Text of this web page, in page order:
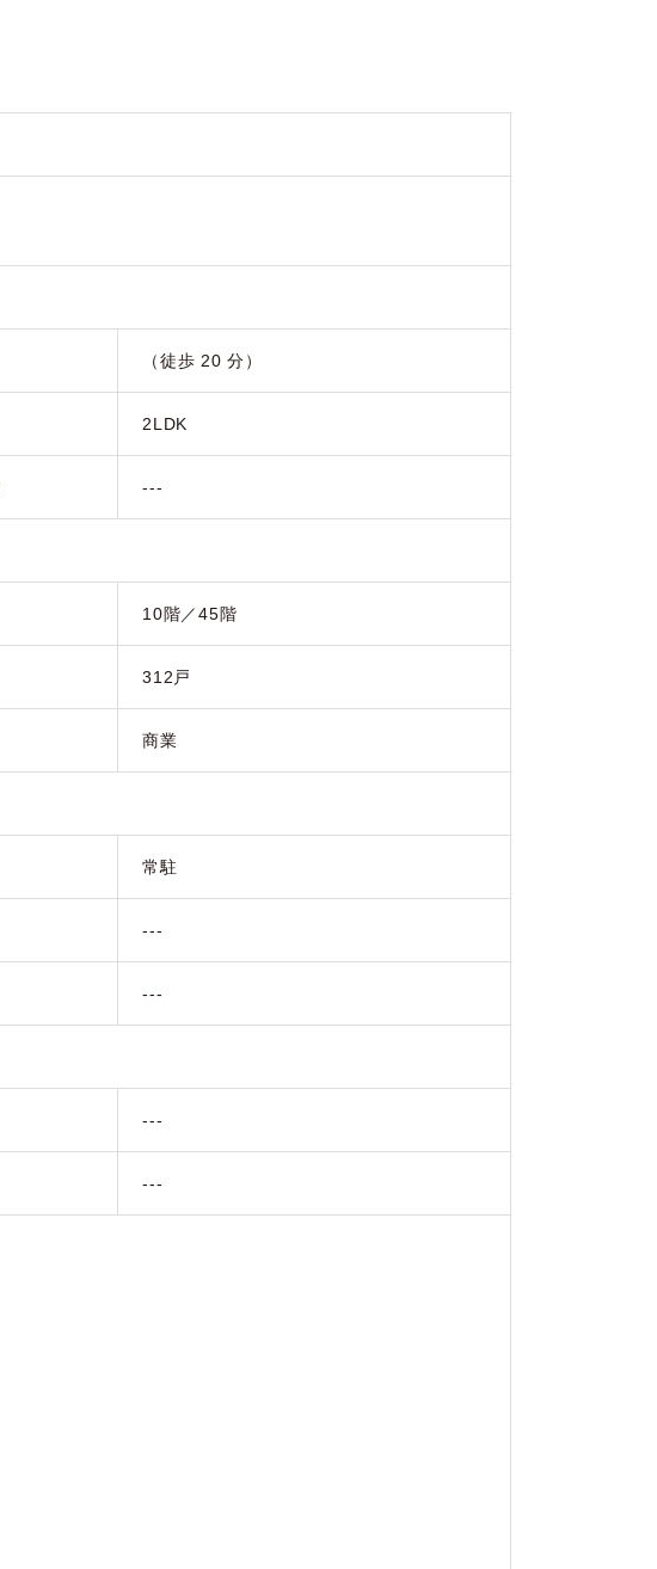
（徒歩 20 分）
2LDK
---
10階／45階
312戸
商業
常駐
---
---
---
---